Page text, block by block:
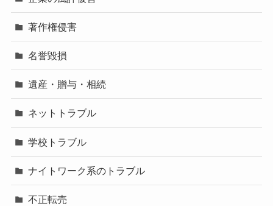
著作権侵害
名誉毀損
遺産・贈与・相続
ネットトラブル
学校トラブル
ナイトワーク系のトラブル
不正転売